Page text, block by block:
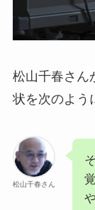
松山千春さん
状を次のよう
松山千春さん